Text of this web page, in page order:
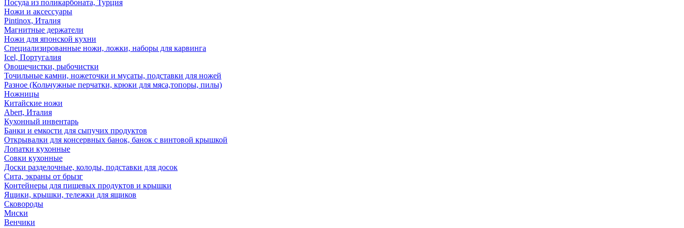
Посуда из поликарбоната, Турция
Ножи и аксессуары
Pintinox, Италия
Магнитные держатели
Ножи для японской кухни
Специализированные ножи, ложки, наборы для карвинга
Icel, Португалия
Овощечистки, рыбочистки
Точильные камни, ножеточки и мусаты, подставки для ножей
Разное (Кольчужные перчатки, крюки для мяса,топоры, пилы)
Ножницы
Китайские ножи
Abert, Италия
Кухонный инвентарь
Банки и емкости для сыпучих продуктов
Открывалки для консервных банок, банок с винтовой крышкой
Лопатки кухонные
Совки кухонные
Доски разделочные, колоды, подставки для досок
Сита, экраны от брызг
Контейнеры для пищевых продуктов и крышки
Ящики, крышки, тележки для ящиков
Сковороды
Миски
Венчики